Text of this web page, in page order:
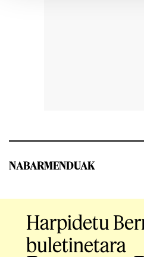
NABARMENDUAK
Harpidetu
buletinetara